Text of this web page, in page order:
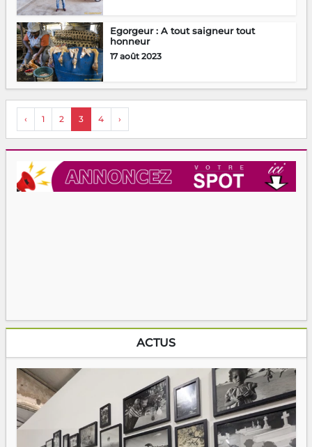
Egorgeur : A tout saigneur tout
honneur
17 août 2023
‹ 1 2 3 4 ›
ACTUS